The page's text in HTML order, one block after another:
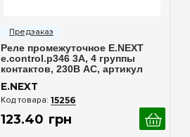
Реле промежуточное E.NEXT
e.control.p346 3А, 4 группы
контактов, 230В AC, артикул
E.NEXT
15256
123.40 грн